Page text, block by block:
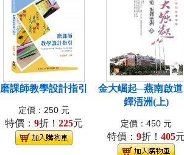
磨課師教學設計指引
定價：250 元
特價： 9折！ 225元
金大崛起─燕南啟道
鐸浯洲(上)
定價：450 元
特價： 9折！ 405元